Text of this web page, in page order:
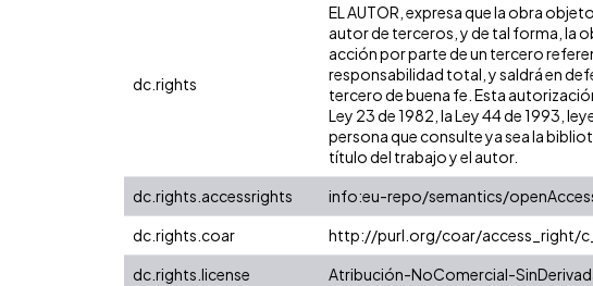
dc.rights
EL AUTOR, expresa que la obra
autor de terceros, y de tal forma, la
acción por parte de un tercero
responsabilidad total, y saldrá en
tercero de buena fe. Esta
Ley 23 de 1982, la Ley 44 de 1993,
persona que consulte ya sea la
título del trabajo y el autor.
dc.rights.accessrights
info:eu-repo/semantics/
dc.rights.coar
http://purl.org/coar/access_right/
dc.rights.license
Atribución-NoComercial-